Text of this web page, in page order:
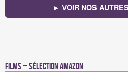
► VOIR NOS
Films – Sélection Amazon